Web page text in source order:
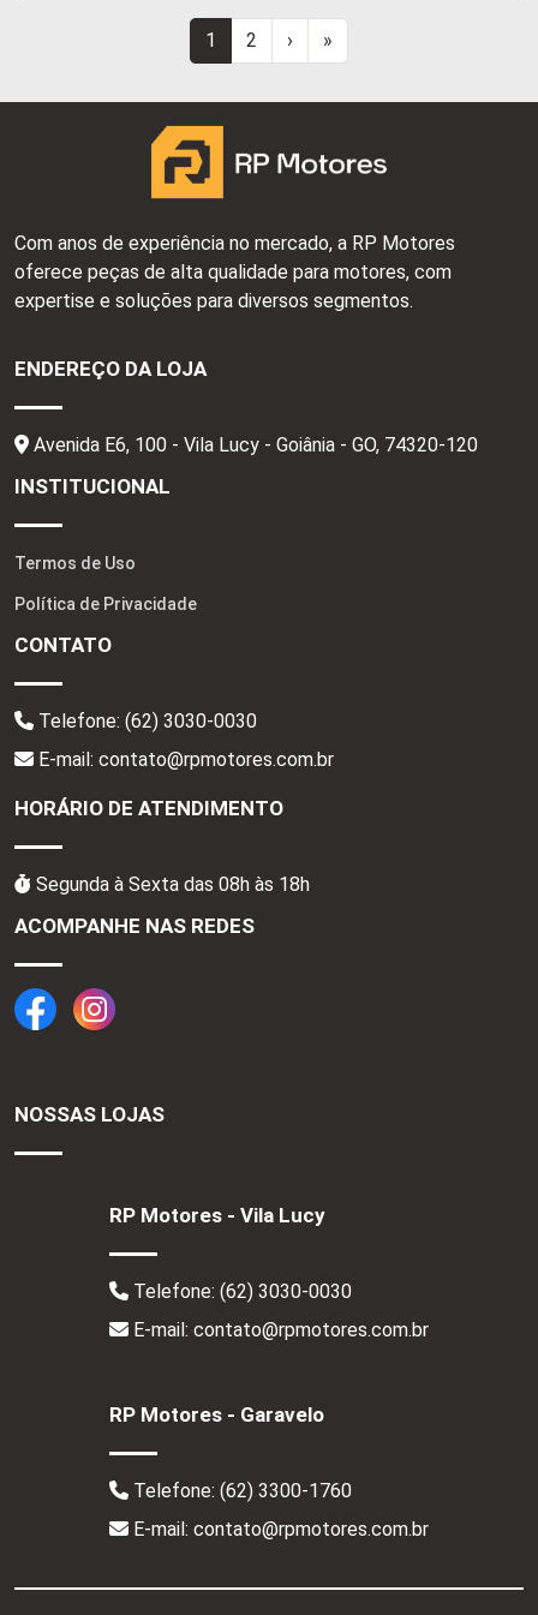
1 2 › »
Com anos de experiência no mercado, a RP Motores
oferece peças de alta qualidade para motores, com
expertise e soluções para diversos segmentos.
ENDEREÇO DA LOJA
Avenida E6, 100 - Vila Lucy - Goiânia - GO, 74320-120
INSTITUCIONAL
Termos de Uso
Política de Privacidade
CONTATO
Telefone: (62) 3030-0030
E-mail: contato@rpmotores.com.br
HORÁRIO DE ATENDIMENTO
Segunda à Sexta das 08h às 18h
ACOMPANHE NAS REDES
NOSSAS LOJAS
RP Motores - Vila Lucy
Telefone: (62) 3030-0030
E-mail: contato@rpmotores.com.br
RP Motores - Garavelo
Telefone: (62) 3300-1760
E-mail: contato@rpmotores.com.br